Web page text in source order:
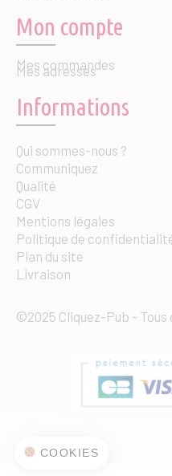
COOKIES
Mon compte
Mes commandes
Mes adresses
Informations
Qui sommes-nous ?
Communiquez
Qualité
CGV
Mentions légales
Politique de
Plan du site
Livraison
©2025 Cliquez-Pub -